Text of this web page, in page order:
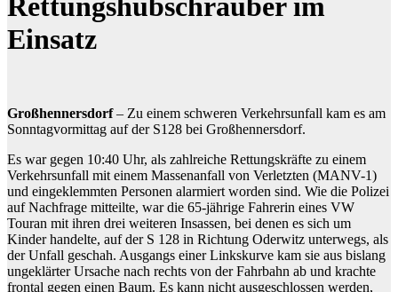
Rettungshubschrauber im
Einsatz
Großhennersdorf– Zu einem schweren Verkehrsunfall kam es am
Sonntagvormittag auf der S128 bei Großhennersdorf.
Es war gegen 10:40 Uhr, als zahlreiche Rettungskräfte zu einem
Verkehrsunfall mit einem Massenanfall von Verletzten (MANV-1)
und eingeklemmten Personen alarmiert worden sind. Wie die Polizei
auf Nachfrage mitteilte, war die 65-jährige Fahrerin eines VW
Touran mit ihren drei weiteren Insassen, bei denen es sich um
Kinder handelte, auf der S 128 in Richtung Oderwitz unterwegs, als
der Unfall geschah. Ausgangs einer Linkskurve kam sie aus bislang
ungeklärter Ursache nach rechts von der Fahrbahn ab und krachte
frontal gegen einen Baum. Es kann nicht ausgeschlossen werden,